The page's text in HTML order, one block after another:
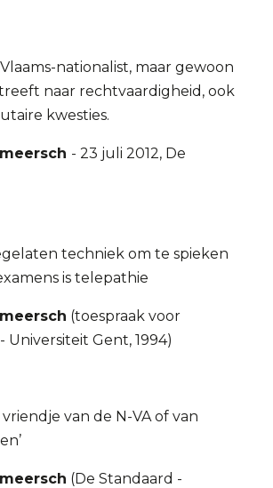
nationalist, maar gewoon
naar rechtvaardigheid, ook
kwesties.
- 23 juli 2012, De
techniek om te spieken
is telepathie
(toespraak voor
Universiteit Gent, 1994)
van de N-VA of van
(De Standaard -